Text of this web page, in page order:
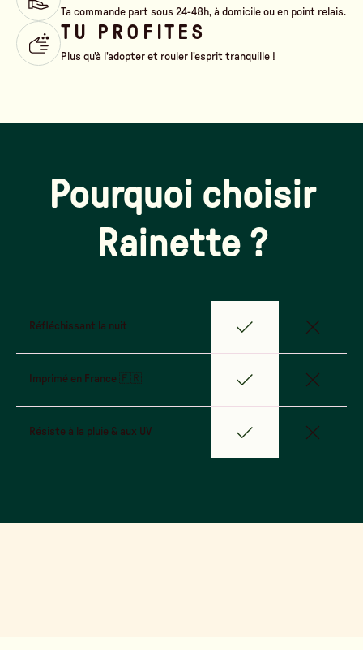
Ta commande part sous 24-48h, à domicile ou en point relais.
TU PROFITES
Plus qu'à l'adopter et rouler l'esprit tranquille !
Pourquoi choisir
Rainette ?
Réfléchissant la nuit
Imprimé en France 🇫🇷
Résiste à la pluie & aux UV